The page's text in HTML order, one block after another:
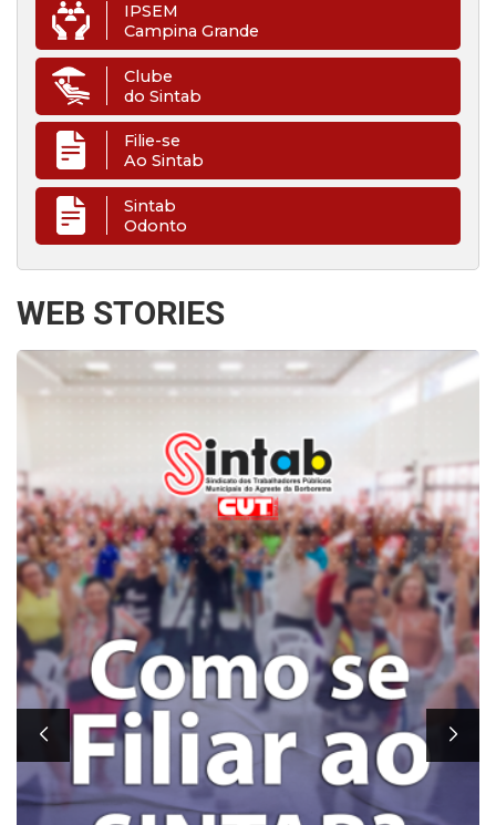
IPSEM
Campina Grande
Clube
do Sintab
Filie-se
Ao Sintab
Sintab
Odonto
WEB STORIES